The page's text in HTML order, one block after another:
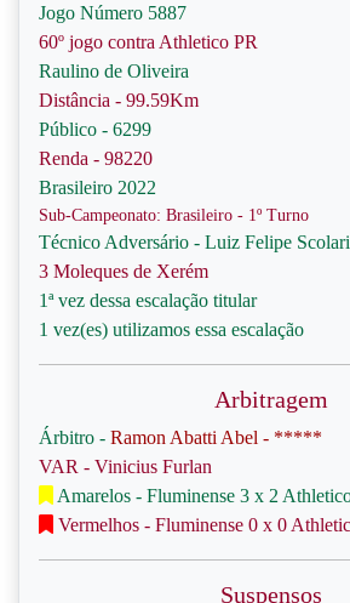
Jogo Número 5887
60º jogo contra Athletico PR
Raulino de Oliveira
Distância - 99.59Km
Público - 6299
Renda - 98220
Brasileiro 2022
Sub-Campeonato: Brasileiro - 1º Turno
Técnico Adversário - Luiz Felipe Scolari
3 Moleques de Xerém
1ª vez dessa escalação titular
1 vez(es) utilizamos essa escalação
Arbitragem
Árbitro - Ramon Abatti Abel - *****
VAR - Vinicius Furlan
Amarelos - Fluminense 3 x 2
Vermelhos - Fluminense 0 x 0
Suspensos